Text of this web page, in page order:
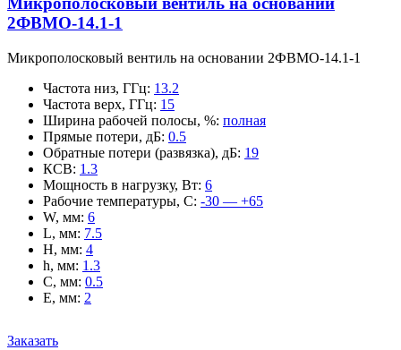
2ФВМO-14.1-1
Микрополосковый вентиль на основании 2ФВМO-14.1-1
Частота низ, ГГц: 13.2
Частота верх, ГГц: 15
Ширина рабочей полосы, %: полная
Прямые потери, дБ: 0.5
Обратные потери (развязка), дБ: 19
КСВ: 1.3
Мощность в нагрузку, Вт: 6
Рабочие температуры, С: -30 — +65
W, мм: 6
L, мм: 7.5
H, мм: 4
h, мм: 1.3
C, мм: 0.5
E, мм: 2
Заказать